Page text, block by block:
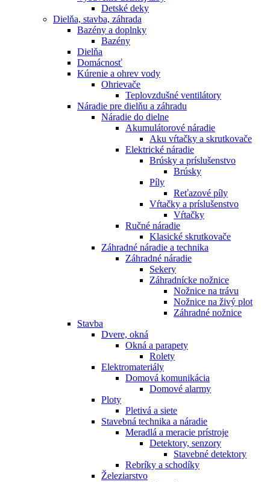
Detské deky
Dielňa, stavba, záhrada
Bazény a doplnky
Bazény
Dielňa
Domácnosť
Kúrenie a ohrev vody
Ohrievače
Teplovzdušné ventilátory
Náradie pre dielňu a záhradu
Náradie do dielne
Akumulátorové náradie
Aku vŕtačky a skrutkovače
Elektrické náradie
Brúsky a príslušenstvo
Brúsky
Píly
Reťazové píly
Vŕtačky a príslušenstvo
Vŕtačky
Ručné náradie
Klasické skrutkovače
Záhradné náradie a technika
Záhradné náradie
Sekery
Záhradnícke nožnice
Nožnice na trávu
Nožnice na živý plot
Záhradné nožnice
Stavba
Dvere, okná
Okná a parapety
Rolety
Elektromateriály
Domová komunikácia
Domové alarmy
Ploty
Pletivá a siete
Stavebná technika a náradie
Meradlá a meracie prístroje
Detektory, senzory
Stavebné detektory
Rebríky a schodíky
Železiarstvo